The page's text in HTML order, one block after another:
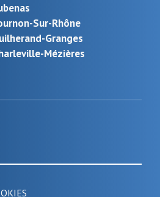
Sur-Rhône
Granges
Mézières